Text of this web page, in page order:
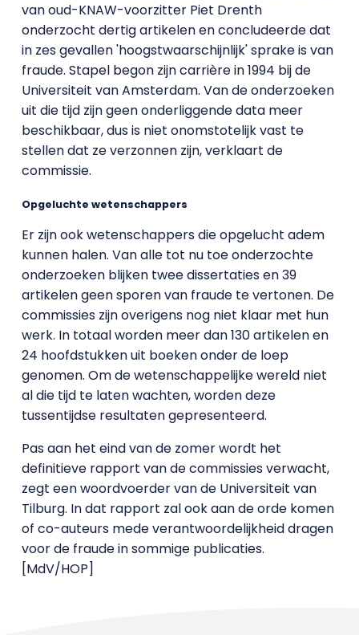
van oud-KNAW-voorzitter Piet Drenth
onderzocht dertig artikelen en concludeerde dat
in zes gevallen 'hoogstwaarschijnlijk' sprake is van
fraude. Stapel begon zijn carrière in 1994 bij de
Universiteit van Amsterdam. Van de onderzoeken
uit die tijd zijn geen onderliggende data meer
beschikbaar, dus is niet onomstotelijk vast te
stellen dat ze verzonnen zijn, verklaart de
commissie.
Opgeluchte wetenschappers
Er zijn ook wetenschappers die opgelucht adem
kunnen halen. Van alle tot nu toe onderzochte
onderzoeken blijken twee dissertaties en 39
artikelen geen sporen van fraude te vertonen. De
commissies zijn overigens nog niet klaar met hun
werk. In totaal worden meer dan 130 artikelen en
24 hoofdstukken uit boeken onder de loep
genomen. Om de wetenschappelijke wereld niet
al die tijd te laten wachten, worden deze
tussentijdse resultaten gepresenteerd.
Pas aan het eind van de zomer wordt het
definitieve rapport van de commissies verwacht,
zegt een woordvoerder van de Universiteit van
Tilburg. In dat rapport zal ook aan de orde komen
of co-auteurs mede verantwoordelijkheid dragen
voor de fraude in sommige publicaties.
[MdV/HOP]